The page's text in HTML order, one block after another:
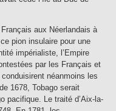
aux Néerlandais à
pion insulaire pour une
impérialiste, l’Empire
par les Français et
néanmoins les
1678, Tobago serait
pacifique. Le traité d’Aix-la-